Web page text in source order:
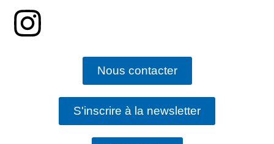
Nous contacter
S'inscrire à la newsletter